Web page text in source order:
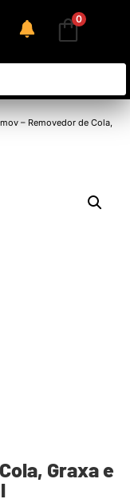
0
– Removedor de Cola,
Graxa e